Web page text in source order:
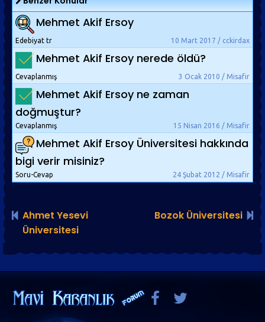
Mehmet Akif Ersoy
10 Mart 2017 / cckirdax
Edebiyat tr
Mehmet Akif Ersoy nerede öldü?
3 Ocak 2010 / Misafir
Cevaplanmış
Mehmet Akif Ersoy ne zaman
doğmuştur?
15 Nisan 2016 / Misafir
Cevaplanmış
Mehmet Akif Ersoy Üniversitesi hakkında
bigi verir misiniz?
24 Şubat 2012 / Misafir
Soru-Cevap
Ahmet Yesevi
Üniversitesi
Bozok Üniversitesi